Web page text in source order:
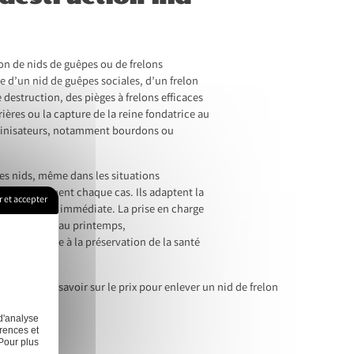
de nids de guêpes ou de frelons
nid de guêpes sociales, d’un frelon
des pièges à frelons efficaces
ou la capture de la reine fondatrice au
notamment bourdons ou
nids, même dans les situations
évaluent chaque cas. Ils adaptent la
proximité immédiate. La prise en charge
essaims au printemps,
contribue à la préservation de la santé
Ce qu’il faut savoir sur le prix pour enlever un nid de frelon
et accepter
et
plus